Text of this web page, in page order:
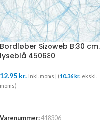
Bordløber Sizoweb B:30 cm.
lyseblå 450680
12.95 kr. Inkl. moms | (10.36 kr. ekskl.
moms)
Varenummer:418306